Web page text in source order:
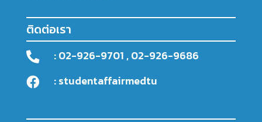
ติดต่อเรา
 : 02-926-9701 , 02-926-9686
 : studentaffairmedtu